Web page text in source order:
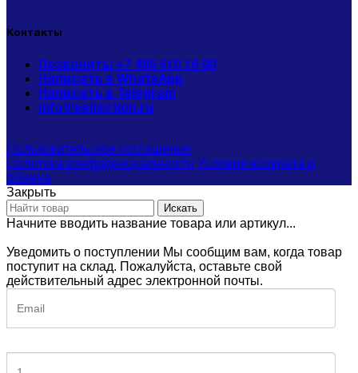
Контакты
Позвонить: +7 495 510 16 90
Написать в WhatsApp
Написать в Telegram
info@sellection.ru
Пользовательское соглашение
Политика конфиденциальности Условия возврата и
обмена
Закрыть
Искать
Начните вводить название товара или артикул...
Уведомить о поступлении Мы сообщим вам, когда товар
поступит на склад. Пожалуйста, оставьте свой
действительный адрес электронной почты.